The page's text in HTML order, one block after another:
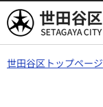
世田谷区
世田谷区トップページ